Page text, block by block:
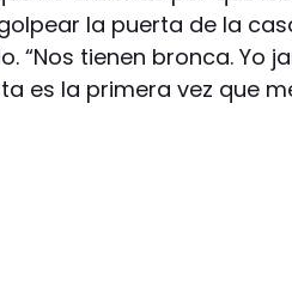
la puerta de la
“Nos tienen bronca. Yo
es la primera vez que